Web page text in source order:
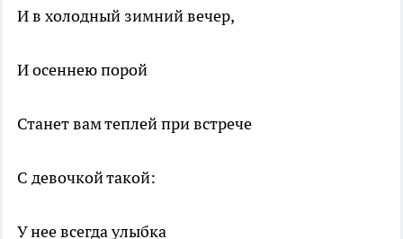
И в холодный зимний вечер,
И осеннею порой
Станет вам теплей при встрече
С девочкой такой:
У нее всегда улыбка